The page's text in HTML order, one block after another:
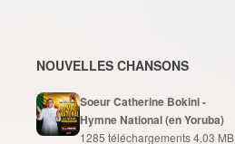
NOUVELLES CHANSONS
Soeur Catherine Bokini -
Hymne National (en Yoruba)
1285 téléchargements4.03 MB